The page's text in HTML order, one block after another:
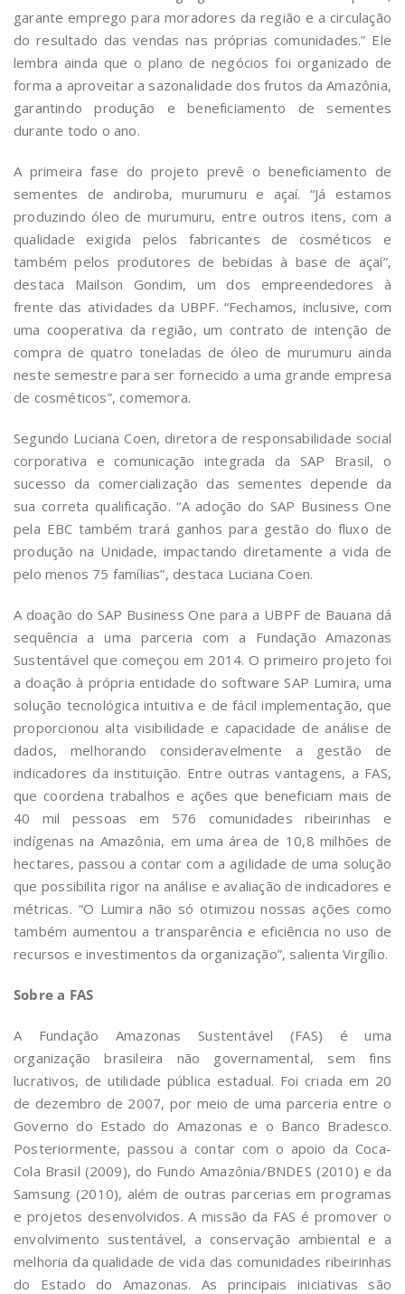
garante emprego para moradores da região e a circulação
do resultado das vendas nas próprias comunidades.” Ele
lembra ainda que o plano de negócios foi organizado de
forma a aproveitar a sazonalidade dos frutos da Amazônia,
garantindo produção e beneficiamento de sementes
durante todo o ano.
A primeira fase do projeto prevê o beneficiamento de
sementes de andiroba, murumuru e açaí. “Já estamos
produzindo óleo de murumuru, entre outros itens, com a
qualidade exigida pelos fabricantes de cosméticos e
também pelos produtores de bebidas à base de açaí”,
destaca Mailson Gondim, um dos empreendedores à
frente das atividades da UBPF. “Fechamos, inclusive, com
uma cooperativa da região, um contrato de intenção de
compra de quatro toneladas de óleo de murumuru ainda
neste semestre para ser fornecido a uma grande empresa
de cosméticos”, comemora.
Segundo Luciana Coen, diretora de responsabilidade social
corporativa e comunicação integrada da SAP Brasil, o
sucesso da comercialização das sementes depende da
sua correta qualificação. “A adoção do SAP Business One
pela EBC também trará ganhos para gestão do fluxo de
produção na Unidade, impactando diretamente a vida de
pelo menos 75 famílias”, destaca Luciana Coen.
A doação do SAP Business One para a UBPF de Bauana dá
sequência a uma parceria com a Fundação Amazonas
Sustentável que começou em 2014. O primeiro projeto foi
a doação à própria entidade do software SAP Lumira, uma
solução tecnológica intuitiva e de fácil implementação, que
proporcionou alta visibilidade e capacidade de análise de
dados, melhorando consideravelmente a gestão de
indicadores da instituição. Entre outras vantagens, a FAS,
que coordena trabalhos e ações que beneficiam mais de
40 mil pessoas em 576 comunidades ribeirinhas e
indígenas na Amazônia, em uma área de 10,8 milhões de
hectares, passou a contar com a agilidade de uma solução
que possibilita rigor na análise e avaliação de indicadores e
métricas. “O Lumira não só otimizou nossas ações como
também aumentou a transparência e eficiência no uso de
recursos e investimentos da organização”, salienta Virgílio.
Sobre a FAS
A Fundação Amazonas Sustentável (FAS) é uma
organização brasileira não governamental, sem fins
lucrativos, de utilidade pública estadual. Foi criada em 20
de dezembro de 2007, por meio de uma parceria entre o
Governo do Estado do Amazonas e o Banco Bradesco.
Posteriormente, passou a contar com o apoio da Coca-
Cola Brasil (2009), do Fundo Amazônia/BNDES (2010) e da
Samsung (2010), além de outras parcerias em programas
e projetos desenvolvidos. A missão da FAS é promover o
envolvimento sustentável, a conservação ambiental e a
melhoria da qualidade de vida das comunidades ribeirinhas
do Estado do Amazonas. As principais iniciativas são